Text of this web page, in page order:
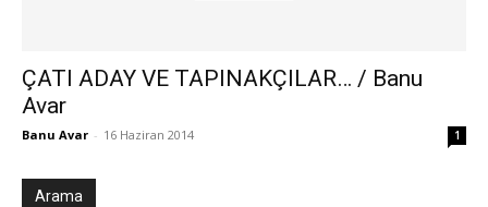
ÇATI ADAY VE TAPINAKÇILAR… / Banu
Avar
Banu Avar - 16 Haziran 2014 1
Arama